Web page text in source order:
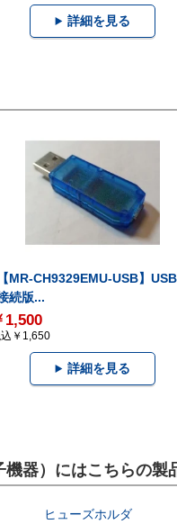
詳細を見る
【MR-CH9329EMU-USB】USB
続版...
1,500
￥1,650
詳細を見る
器）にはこちらの製
ヒューズホルダ